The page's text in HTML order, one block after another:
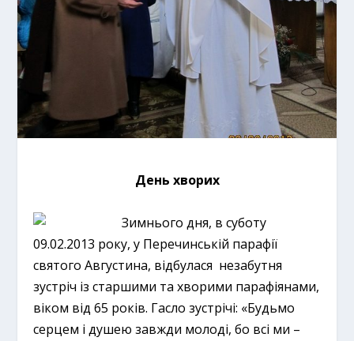
День хворих
Зимнього дня, в суботу
09.02.2013 року, у Перечинській парафії
святого Августина, відбулася незабутня
зустріч із старшими та хворими парафіянами,
віком від 65 років. Гасло зустрічі: «Будьмо
серцем і душею завжди молоді, бо всі ми –